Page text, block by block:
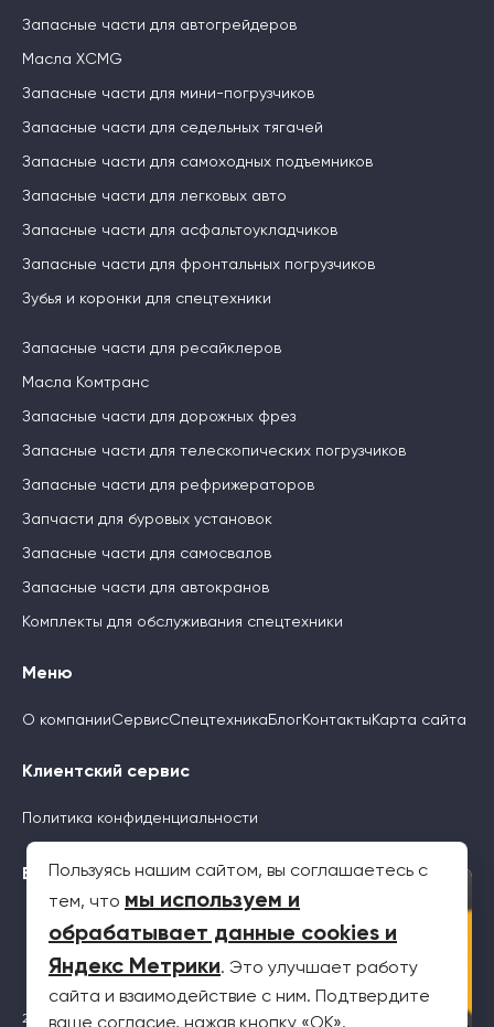
Запасные части для автогрейдеров
Масла XCMG
Запасные части для мини-погрузчиков
Запасные части для седельных тягачей
Запасные части для самоходных подъемников
Запасные части для легковых авто
Запасные части для асфальтоукладчиков
Запасные части для фронтальных погрузчиков
Зубья и коронки для спецтехники
Запасные части для ресайклеров
Масла Комтранс
Запасные части для дорожных фрез
Запасные части для телескопических погрузчиков
Запасные части для рефрижераторов
Запчасти для буровых установок
Запасные части для самосвалов
Запасные части для автокранов
Комплекты для обслуживания спецтехники
Меню
О компанииСервисСпецтехника БлогКонтакты Карта сайта
Клиентский сервис
Политика конфиденциальности
Будьте с нами
2026 © Все права защищены. Информация на сайте не является
Пользуясь нашим сайтом, вы соглашаетесь с
тем, что мы используем и
обрабатывает данные cookies и
Яндекс Метрики. Это улучшает работу
сайта и взаимодействие с ним. Подтвердите